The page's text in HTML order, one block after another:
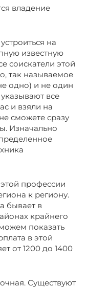
владение
на
известную
соискатели этой
так называемое
одно) и не один
все
и взяли на
сможете сразу
Изначально
профессии
к региону.
бывает в
крайнего
показать
в этой
от 1200 до 1400
Существуют